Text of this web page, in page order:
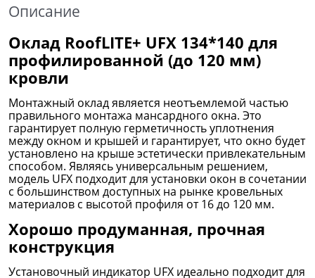
Описание
Оклад RoofLITE+ UFX 134*140 для
профилированной (до 120 мм)
кровли
Монтажный оклад является неотъемлемой частью
правильного монтажа мансардного окна. Это
гарантирует полную герметичность уплотнения
между окном и крышей и гарантирует, что окно будет
установлено на крыше эстетически привлекательным
способом. Являясь универсальным решением,
модель UFX подходит для установки окон в сочетании
с большинством доступных на рынке кровельных
материалов с высотой профиля от 16 до 120 мм.
Хорошо продуманная, прочная
конструкция
Установочный индикатор UFX идеально подходит для